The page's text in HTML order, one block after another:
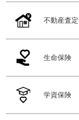
不動産査定
生命保険
学資保険